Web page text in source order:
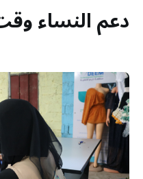
دعم النساء